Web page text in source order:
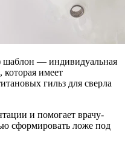
— индивидуальная
которая имеет
гильз для сверла
и помогает врачу-
сформировать ложе под